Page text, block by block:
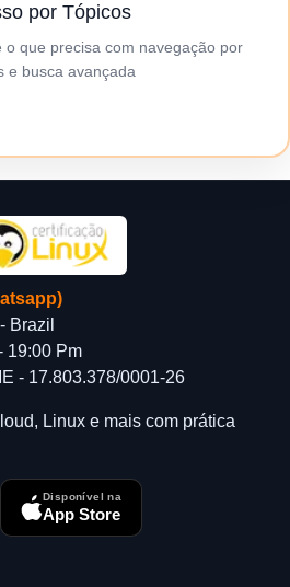
por Tópicos
o que precisa com navegação por
e busca avançada
Brazil
19:00 Pm
- 17.803.378/0001-26
Linux e mais com prática
Disponível na
App Store